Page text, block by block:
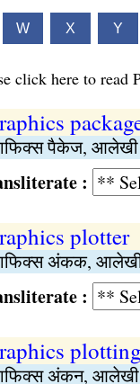
W X Y
click here to read
पैकेज,
:
plotter
अंकक,
:
plotting
अंकन,